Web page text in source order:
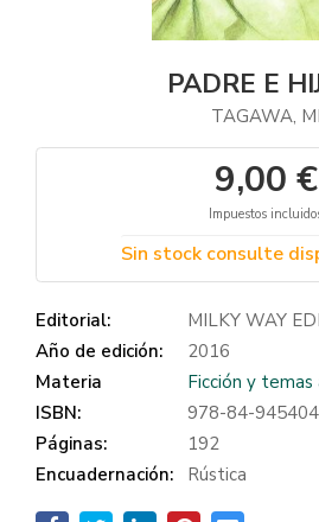
PADRE E
TAGAWA, MI
9,00 €
Impuestos
Sin stock consulte
Editorial:
MILKY WAY
Año de edición:
2016
Materia
Ficción y temas
ISBN:
978-84-
Páginas:
192
Encuadernación:
Rústica